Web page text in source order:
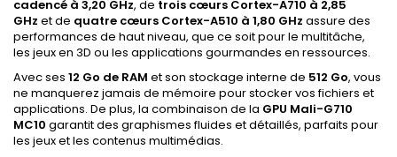
cadencé à 3,20 GHz, de trois cœurs Cortex-A710 à 2,85
GHz et de quatre cœurs Cortex-A510 à 1,80 GHz assure des
performances de haut niveau, que ce soit pour le multitâche,
les jeux en 3D ou les applications gourmandes en ressources.
Avec ses 12 Go de RAM et son stockage interne de 512 Go, vous
ne manquerez jamais de mémoire pour stocker vos fichiers et
applications. De plus, la combinaison de la GPU Mali-G710
MC10 garantit des graphismes fluides et détaillés, parfaits pour
les jeux et les contenus multimédias.